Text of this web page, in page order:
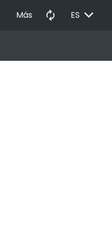
Más autorenew ES EXPAND_MORE